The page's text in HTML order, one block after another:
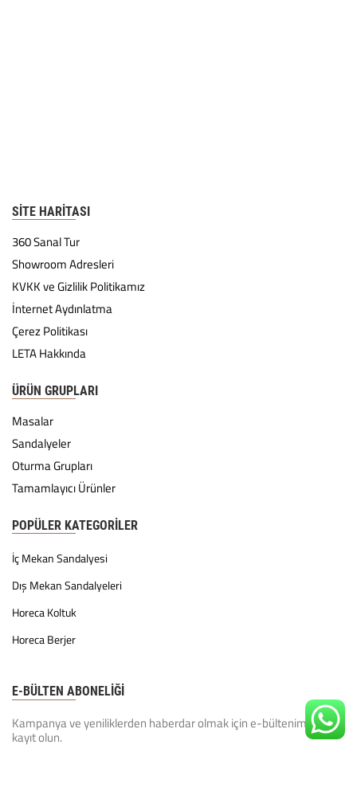
SITE HARITASI
360 Sanal Tur
Showroom Adresleri
KVKK ve Gizlilik Politikamız
İnternet Aydınlatma
Çerez Politikası
LETA Hakkında
ÜRÜN GRUPLARI
Masalar
Sandalyeler
Oturma Grupları
Tamamlayıcı Ürünler
POPÜLER KATEGORILER
İç Mekan Sandalyesi
Dış Mekan Sandalyeleri
Horeca Koltuk
Horeca Berjer
E-BÜLTEN ABONELİĞİ
Kampanya ve yeniliklerden haberdar olmak için e-bültenimize
kayıt olun.